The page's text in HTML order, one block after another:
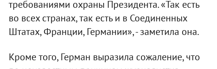
требованиями охраны Президента. «Так есть
во всех странах, так есть и в Соединенных
Штатах, Франции, Германии», - заметила она.
Кроме того, Герман выразила сожаление, что